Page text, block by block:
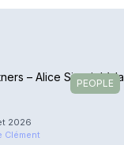
PEOPLE
– Alice Sireyjol à la
2026
Clément